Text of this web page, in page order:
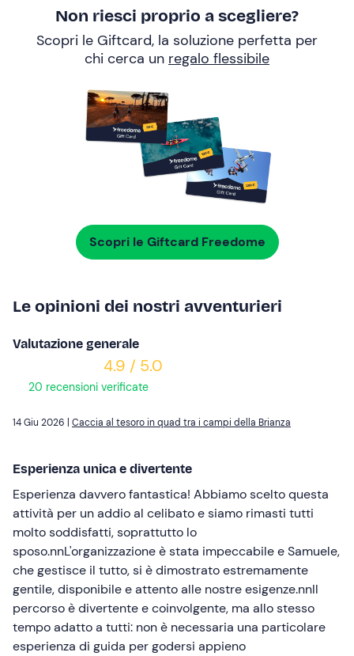
Non riesci proprio a scegliere?
Scopri le Giftcard, la soluzione perfetta per
chi cerca un regalo flessibile
Scopri le Giftcard Freedome
Le opinioni dei nostri avventurieri
Valutazione generale
4.9 / 5.0
20 recensioni verificate
14 Giu 2026 | Caccia al tesoro in quad tra i campi della Brianza
Esperienza unica e divertente
Esperienza davvero fantastica! Abbiamo scelto questa
attività per un addio al celibato e siamo rimasti tutti
molto soddisfatti, soprattutto lo
sposo.nnL'organizzazione è stata impeccabile e Samuele,
che gestisce il tutto, si è dimostrato estremamente
gentile, disponibile e attento alle nostre esigenze.nnIl
percorso è divertente e coinvolgente, ma allo stesso
tempo adatto a tutti: non è necessaria una particolare
esperienza di guida per godersi appieno